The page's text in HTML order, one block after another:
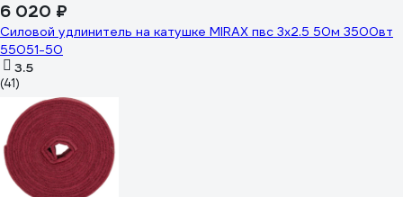
6 020 ₽
Силовой удлинитель на катушке MIRAX пвс 3x2.5 50м 3500вт
55051-50
3.5
(41)